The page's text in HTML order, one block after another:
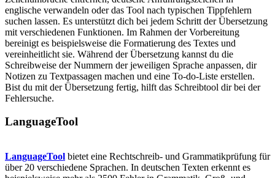
englische verwandeln oder das Tool nach typischen Tippfehlern
suchen lassen. Es unterstützt dich bei jedem Schritt der Übersetzung
mit verschiedenen Funktionen. Im Rahmen der Vorbereitung
bereinigt es beispielsweise die Formatierung des Textes und
vereinheitlicht sie. Während der Übersetzung kannst du die
Schreibweise der Nummern der jeweiligen Sprache anpassen, dir
Notizen zu Textpassagen machen und eine To-do-Liste erstellen.
Bist du mit der Übersetzung fertig, hilft das Schreibtool dir bei der
Fehlersuche.
LanguageTool
LanguageTool bietet eine Rechtschreib- und Grammatikprüfung für
über 20 verschiedene Sprachen. In deutschen Texten erkennt es